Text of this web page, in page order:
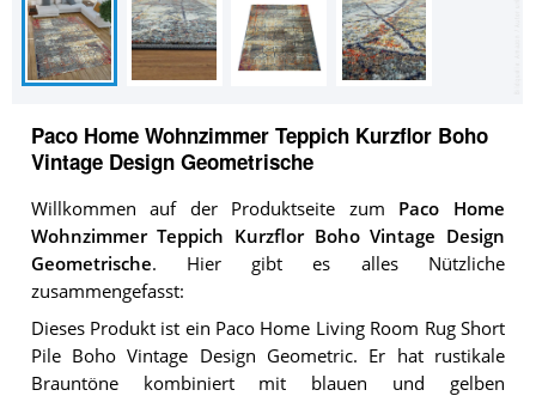
Paco Home Wohnzimmer Teppich Kurzflor Boho
Vintage Design Geometrische
Willkommen auf der Produktseite zum Paco Home
Wohnzimmer Teppich Kurzflor Boho Vintage Design
Geometrische. Hier gibt es alles Nützliche
zusammengefasst:
Dieses Produkt ist ein Paco Home Living Room Rug Short
Pile Boho Vintage Design Geometric. Er hat rustikale
Brauntöne kombiniert mit blauen und gelben